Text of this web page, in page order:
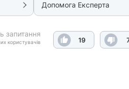
Допомога Експерта
запитання
користувачів 19